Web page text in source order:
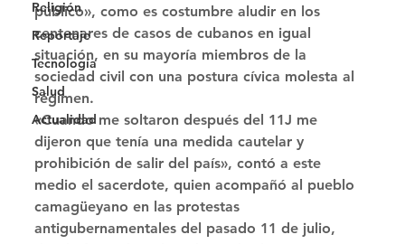
Religión
Reportaje
Tecnología
Salud
Actualidad
público», como es costumbre aludir en los
centenares de casos de cubanos en igual
situación, en su mayoría miembros de la
sociedad civil con una postura cívica molesta al
régimen.
«Cuando me soltaron después del 11J me
dijeron que tenía una medida cautelar y
prohibición de salir del país», contó a este
medio el sacerdote, quien acompañó al pueblo
camagüeyano en las protestas
antigubernamentales del pasado 11 de julio,